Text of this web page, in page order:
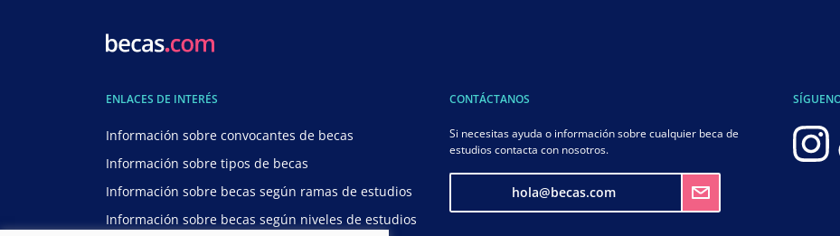
ENLACES DE INTERÉS
Información sobre convocantes de becas
Información sobre tipos de becas
Información sobre becas según ramas de estudios
Información sobre becas según niveles de estudios
CONTÁCTANOS
Si necesitas ayuda o información sobre cualquier beca de
estudios contacta con nosotros.
hola@becas.com